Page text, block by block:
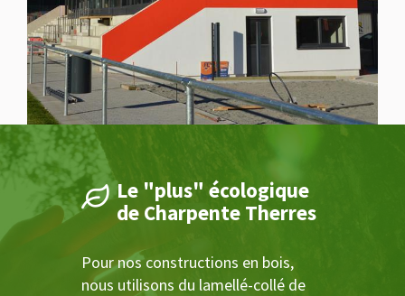
Le "plus" écologique
de Charpente Therres
Pour nos constructions en bois,
nous utilisons du lamellé-collé de